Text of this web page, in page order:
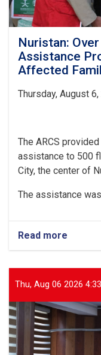
Nuristan:
Assistance
Affected
Thursday, August
The ARCS
assistance to 500
City, the center of
The assistance
Read more
35
Tons
Food
Thu, Aug 06 2026